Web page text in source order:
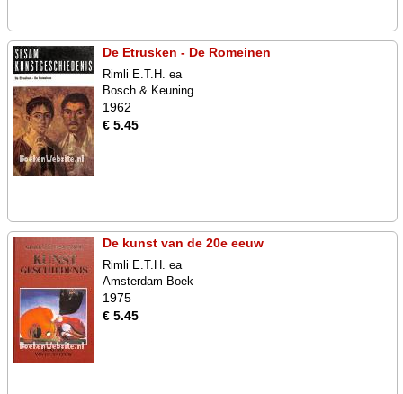
De Etrusken - De Romeinen
Rimli E.T.H. ea
Bosch & Keuning
1962
€ 5.45
De kunst van de 20e eeuw
Rimli E.T.H. ea
Amsterdam Boek
1975
€ 5.45